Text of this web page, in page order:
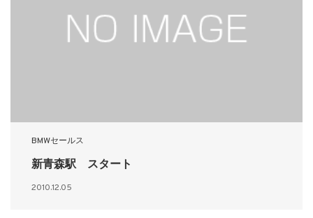
BMWセールス
新青森駅 スタート
2010.12.05